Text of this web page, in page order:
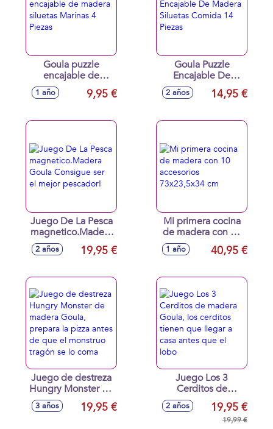
Goula puzzle
encajable de
madera siluetas
Marinas 4 Piezas
1 año 9,95 €
Goula Puzzle
Encajable De
Madera Siluetas
Comida 14 Piezas
2 años 14,95 €
Juego De La Pesca
magnetico.Madera
Goula Consigue ser
el mejor pescador!
2 años 19,95 €
Mi primera cocina
de madera con 10
accesorios
73x23,5x34 cm
1 año 40,95 €
Juego de destreza
Hungry Monster de
madera Goula,
prepara la pizza
3 años 19,95 €
Juego Los 3
Cerditos de
madera Goula, los
cerditos tienen que
llegar a casa antes
2 años 19,95 €
19,99 €